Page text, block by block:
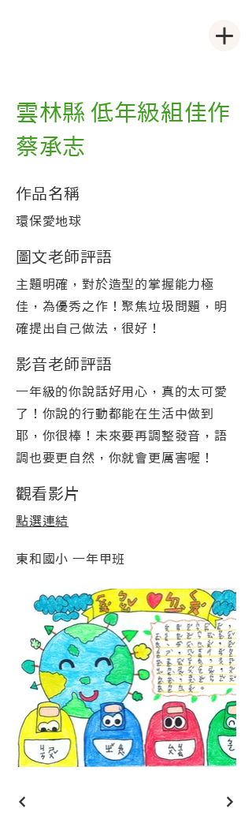
雲林縣 低年級組佳作
蔡承志
作品名稱
環保愛地球
圖文老師評語
主題明確，對於造型的掌握能力極
佳，為優秀之作！聚焦垃圾問題，明
確提出自己做法，很好！
影音老師評語
一年級的你說話好用心，真的太可愛
了！你說的行動都能在生活中做到
耶，你很棒！未來要再調整發音，語
調也要更自然，你就會更厲害喔！
觀看影片
點選連結
東和國小 一年甲班